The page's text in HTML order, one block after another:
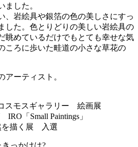
ました。
、岩絵具や銀箔の色の美しさにすっ
した。色とりどりの美しい岩絵具の
眺めているだけでもとても幸せな気
ころに歩いた畦道の小さな草花の
アーティスト。
スモスギャラリー 絵画展
「Small Paintings」
を描く展 入選
っかけは?